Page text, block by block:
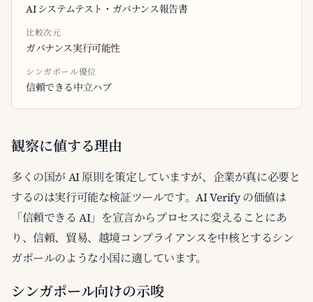
AI システムテスト・ガバナンス報告書
比較次元
ガバナンス実行可能性
シンガポール優位
信頼できる中立ハブ
観察に値する理由
多くの国が AI 原則を策定していますが、企業が真に必要と
するのは実行可能な検証ツールです。AI Verify の価値は
「信頼できる AI」を宣言からプロセスに変えることにあ
り、信頼、貿易、越境コンプライアンスを中核とするシン
ガポールのような小国に適しています。
シンガポール向けの示唆